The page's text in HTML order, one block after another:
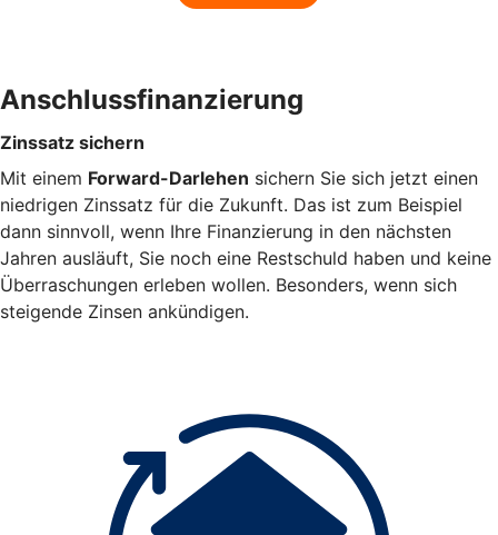
Anschlussfinanzierung
Zinssatz sichern
Mit einem Forward-Darlehen sichern Sie sich jetzt einen
niedrigen Zinssatz für die Zukunft. Das ist zum Beispiel
dann sinnvoll, wenn Ihre Finanzierung in den nächsten
Jahren ausläuft, Sie noch eine Restschuld haben und keine
Überraschungen erleben wollen. Besonders, wenn sich
steigende Zinsen ankündigen.